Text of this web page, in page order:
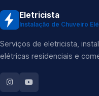
Eletricista
Instalação de Chuveiro
Serviços de eletricista,
elétricas residenciais e